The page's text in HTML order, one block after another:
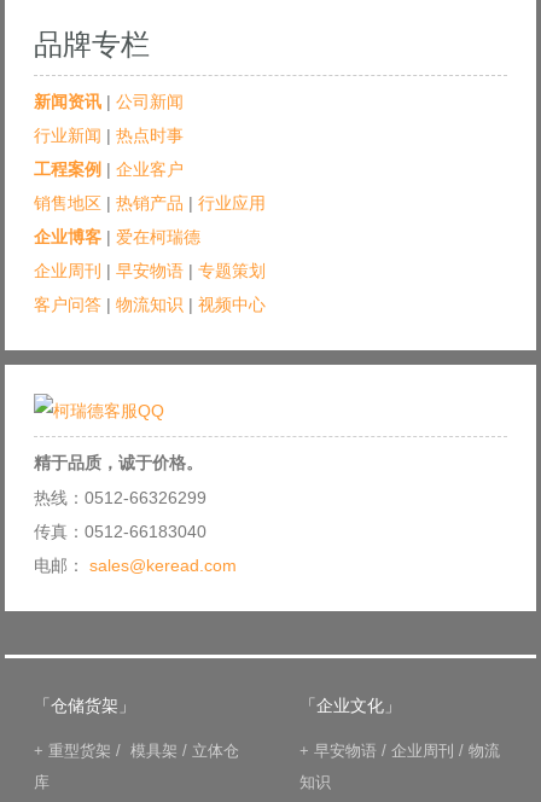
品牌专栏
新闻资讯 | 公司新闻
行业新闻 | 热点时事
工程案例 | 企业客户
销售地区 | 热销产品 | 行业应用
企业博客 | 爱在柯瑞德
企业周刊 | 早安物语 | 专题策划
客户问答 | 物流知识 | 视频中心
精于品质，诚于价格。
热线：0512-66326299
传真：0512-66183040
电邮： sales@keread.com
「仓储货架」
+ 重型货架 / 模具架 / 立体仓
库
「企业文化」
+ 早安物语 / 企业周刊 / 物流
知识